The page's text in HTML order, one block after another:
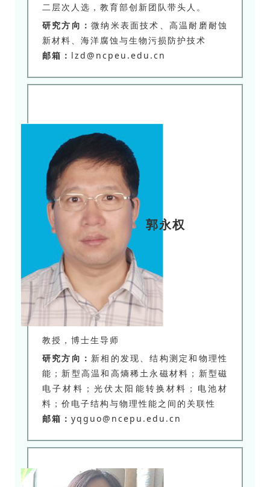
二层次人选，教育部创新团队带头人。
研究方向：微纳米表面技术、高温耐磨耐蚀
新材料、海洋腐蚀与生物污损防护技术
邮箱： lzd@ncpeu.edu.cn
郭永权
教授，博士生导师
研究方向： 新相的发现、结构测定和物理性
能；新型高温和高熵稀土永磁材料；新型磁
电子材料；光伏太阳能转换材料；电池材
料；价电子结构与物理性能之间的关联性
邮箱： yqguo@ncepu.edu.cn